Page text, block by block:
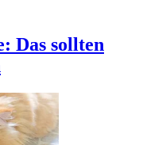
Das sollten